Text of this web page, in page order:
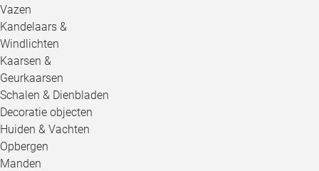
Vazen
Kandelaars &
Windlichten
Kaarsen &
Geurkaarsen
Schalen & Dienbladen
Decoratie objecten
Huiden & Vachten
Opbergen
Manden